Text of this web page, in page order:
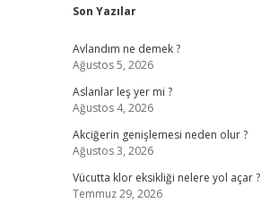
Sidebar
Son Yazılar
Avlandım ne demek ?
Ağustos 5, 2026
Aslanlar leş yer mi ?
Ağustos 4, 2026
Akciğerin genişlemesi neden olur ?
Ağustos 3, 2026
Vücutta klor eksikliği nelere yol açar ?
Temmuz 29, 2026